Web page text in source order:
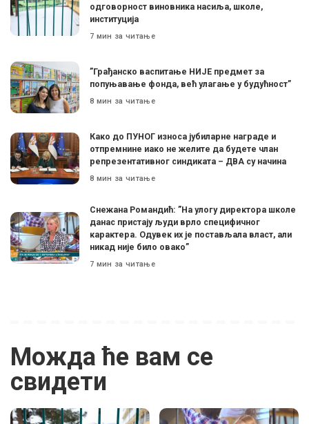
одговорност виновника насиља, школе,
институција
7 мин за читање
”Грађанско васпитање НИЈЕ предмет за
попуњавање фонда, већ улагање у будућност”
8 мин за читање
Како до ПУНОГ износа јубиларне награде и
отпремнине иако не желите да будете члан
репрезентативног синдиката – ДВА су начина
8 мин за читање
Снежана Романдић: ”На улогу директора школе
данас пристају људи врло специфичног
карактера. Одувек их је постављала власт, али
никад није било овако”
7 мин за читање
Можда ће вам се
свидети